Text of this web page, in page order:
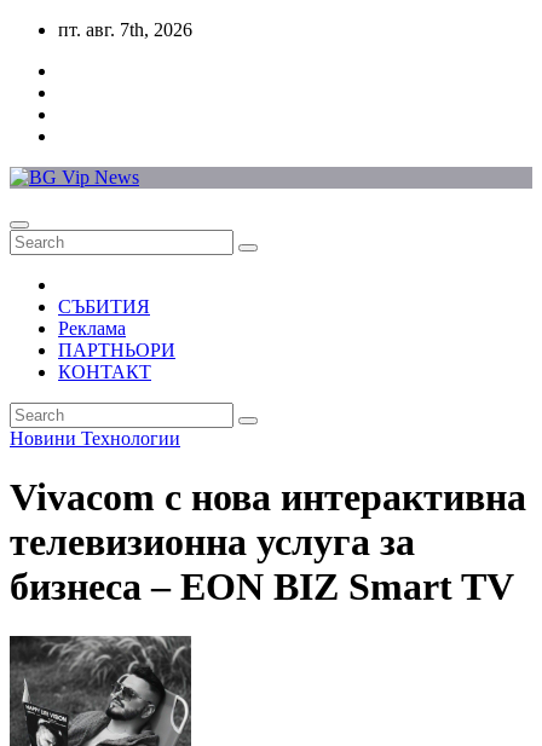
Skip
content
пт. авг. 7th, 2026
СЪБИТИЯ
Реклама
ПАРТНЬОРИ
КОНТАКТ
Новини Технологии
Vivacom с нова интерактивна
телевизионна услуга за
бизнеса – EON BIZ Smart TV